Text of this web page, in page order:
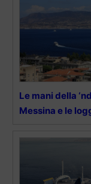
Le mani della
Messina e le